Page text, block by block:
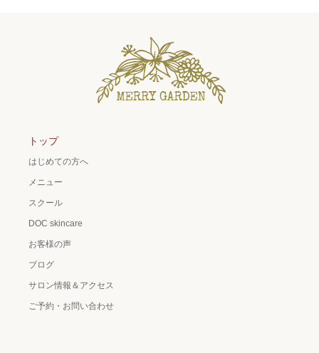
トップ
はじめての方へ
メニュー
スクール
DOC skincare
お客様の声
ブログ
サロン情報＆アクセス
ご予約・お問い合わせ